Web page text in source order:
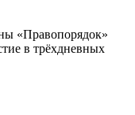
«Правопорядок»
в трёхдневных